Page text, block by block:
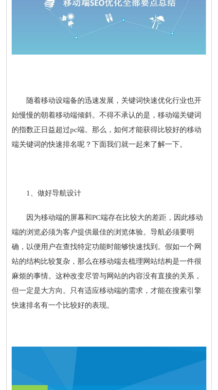
随着移动设端备的迅速发展，关键词快速优化行业也开
始慢慢的朝着移动端倾斜。不得不承认的是，移动端关键词
的指数正日益超过pc端。那么，如何才能获得比较好的移动
端关键词的快速排名呢？下面我们就一起来了解一下。
1、做好导航设计
因为移动端的屏幕和PC端存在比较大的差距，因此移动
端的浏览必须为客户提供最佳的浏览体验。导航必须要明
确，以便用户在查找特定功能时能够快速找到。假如一个网
站的结构比较复杂，那么在移动端去梳理网站结构是一件很
麻烦的事情。这种改变尽管与网站的内容没有直接的关系，
但一定是大方向。只有适应移动端的需求，才能在搜索引擎
快速排名有一个比较好的表现。